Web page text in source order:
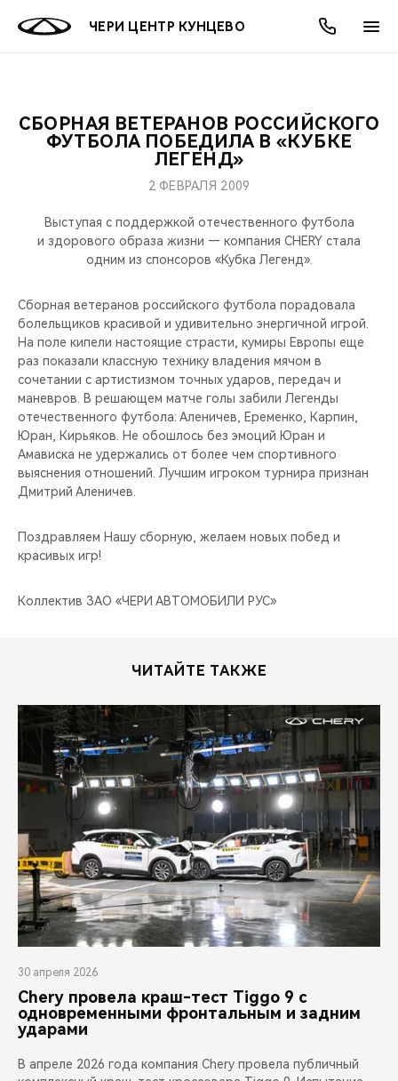
ЧЕРИ ЦЕНТР КУНЦЕВО
МОДЕЛИ
КРОССОВЕРЫ
НОВИНКИ
ПОКУПАТЕЛЯМ
КРЕДИТ И СТРАХОВАНИЕ
ВЛАДЕЛЬЦАМ
ЗАПЧАСТИ И АКСЕССУАРЫ
ПОДДЕРЖКА
CHERY CONNECT
МИР CHERY
О БРЕНДЕ
CHERY В СОЦСЕТЯХ
ЛЮДИ CHERY
CHERY REMOTE
CHERY И СПОРТ
НАШИ МЕРОПРИЯТИЯ
ВИДЕООБЗОРЫ
АКЦИИ
ОНЛАЙН СЕРВИСЫ
КРЕДИТ
О КОМПАНИИ
МЫ В СОЦСЕТЯХ
СБОРНАЯ ВЕТЕРАНОВ РОССИЙСКОГО
ФУТБОЛА ПОБЕДИЛА В «КУБКЕ
ЛЕГЕНД»
2 ФЕВРАЛЯ 2009
Выступая с поддержкой отечественного футбола
и здорового образа жизни — компания CHERY стала
одним из спонсоров «Кубка Легенд».
Сборная ветеранов российского футбола порадовала
болельщиков красивой и удивительно энергичной игрой.
На поле кипели настоящие страсти, кумиры Европы еще
раз показали классную технику владения мячом в
сочетании с артистизмом точных ударов, передач и
маневров. В решающем матче голы забили Легенды
отечественного футбола: Аленичев, Еременко, Карпин,
Юран, Кирьяков. Не обошлось без эмоций Юран и
Амависка не удержались от более чем спортивного
выяснения отношений. Лучшим игроком турнира признан
Дмитрий Аленичев.
Поздравляем Нашу сборную, желаем новых побед и
красивых игр!
Коллектив ЗАО «ЧЕРИ АВТОМОБИЛИ РУС»
ЧИТАЙТЕ ТАКЖЕ
30 апреля 2026
Chery провела краш-тест Tiggo 9 с
одновременными фронтальным и задним
ударами
В апреле 2026 года компания Chery провела публичный